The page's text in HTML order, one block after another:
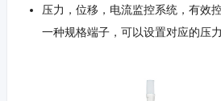
压力，位移，电流监控系统，有效
一种规格端子，可以设置对应的压力